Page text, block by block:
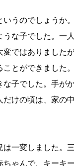
うのでしょうか
な子でした。一
ではありました
とができました
子でした。手が
けの頃は、家の
一変しました。
ゃんで、キーキ